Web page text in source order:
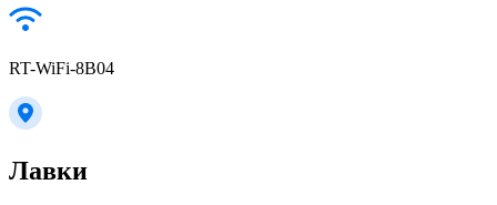
RT-WiFi-8B04
Лавки